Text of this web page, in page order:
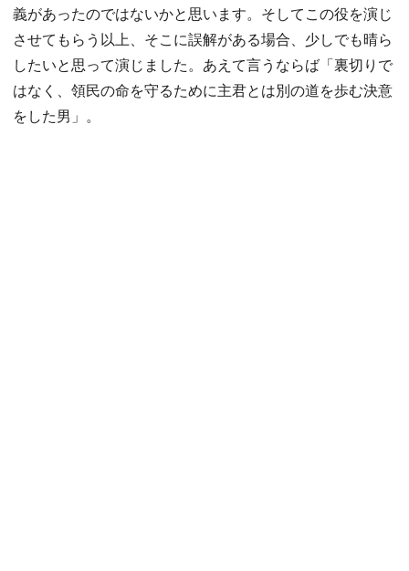
義があったのではないかと思います。そしてこの役を演じ
させてもらう以上、そこに誤解がある場合、少しでも晴ら
したいと思って演じました。あえて言うならば「裏切りで
はなく、領民の命を守るために主君とは別の道を歩む決意
をした男」。